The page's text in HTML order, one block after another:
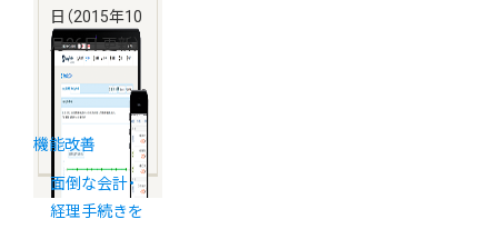
日 （2015年10
月26日 更新）
機能改善
面倒な会計・
経理手続きを